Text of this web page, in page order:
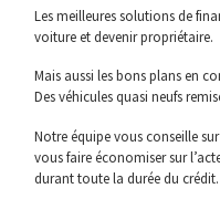
Les meilleures solutions de
voiture et devenir propriétaire.
Mais aussi les bons plans en
Des véhicules quasi neufs
Notre équipe vous conseille
vous faire économiser sur
durant toute la durée du crédit.